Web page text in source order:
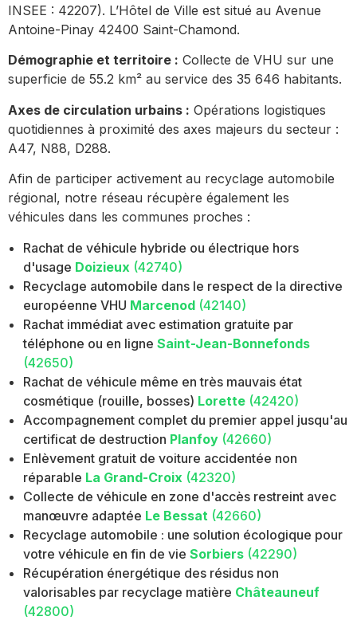
INSEE : 42207). L’Hôtel de Ville est situé au Avenue
Antoine-Pinay 42400 Saint-Chamond.
Démographie et territoire : Collecte de VHU sur une
superficie de 55.2 km² au service des 35 646 habitants.
Axes de circulation urbains : Opérations logistiques
quotidiennes à proximité des axes majeurs du secteur :
A47, N88, D288.
Afin de participer activement au recyclage automobile
régional, notre réseau récupère également les
véhicules dans les communes proches :
Rachat de véhicule hybride ou électrique hors
d'usage Doizieux (42740)
Recyclage automobile dans le respect de la directive
européenne VHU Marcenod (42140)
Rachat immédiat avec estimation gratuite par
téléphone ou en ligne Saint-Jean-Bonnefonds
(42650)
Rachat de véhicule même en très mauvais état
cosmétique (rouille, bosses) Lorette (42420)
Accompagnement complet du premier appel jusqu'au
certificat de destruction Planfoy (42660)
Enlèvement gratuit de voiture accidentée non
réparable La Grand-Croix (42320)
Collecte de véhicule en zone d'accès restreint avec
manœuvre adaptée Le Bessat (42660)
Recyclage automobile : une solution écologique pour
votre véhicule en fin de vie Sorbiers (42290)
Récupération énergétique des résidus non
valorisables par recyclage matière Châteauneuf
(42800)